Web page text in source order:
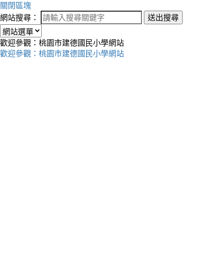
關閉區塊
網站搜尋：
送出搜尋
歡迎參觀：桃園市建德國民小學網站
歡迎參觀：桃園市建德國民小學網站